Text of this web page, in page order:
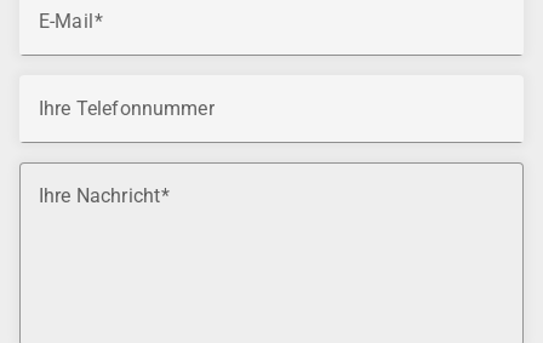
E-Mail
Ihre Telefonnummer
Ihre Nachricht